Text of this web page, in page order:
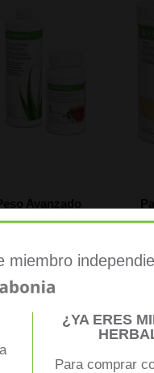
¿YA ERES
Para comprar
Avanzado